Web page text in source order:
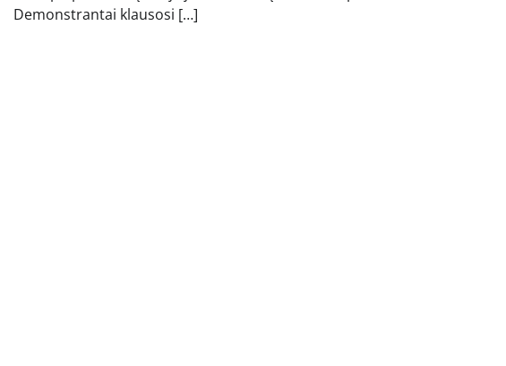
Demonstrantai klausosi […]